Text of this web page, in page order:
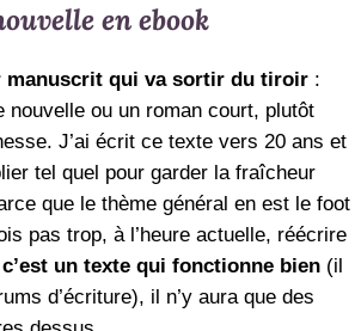
en ebook
manuscrit qui va sortir du tiroir :
nouvelle ou un roman court, plutôt
J’ai écrit ce texte vers 20 ans et
tel quel pour garder la fraîcheur
que le thème général en est le foot
pas trop, à l’heure actuelle, réécrire
c’est un texte qui fonctionne bien (il
d’écriture), il n’y aura que des